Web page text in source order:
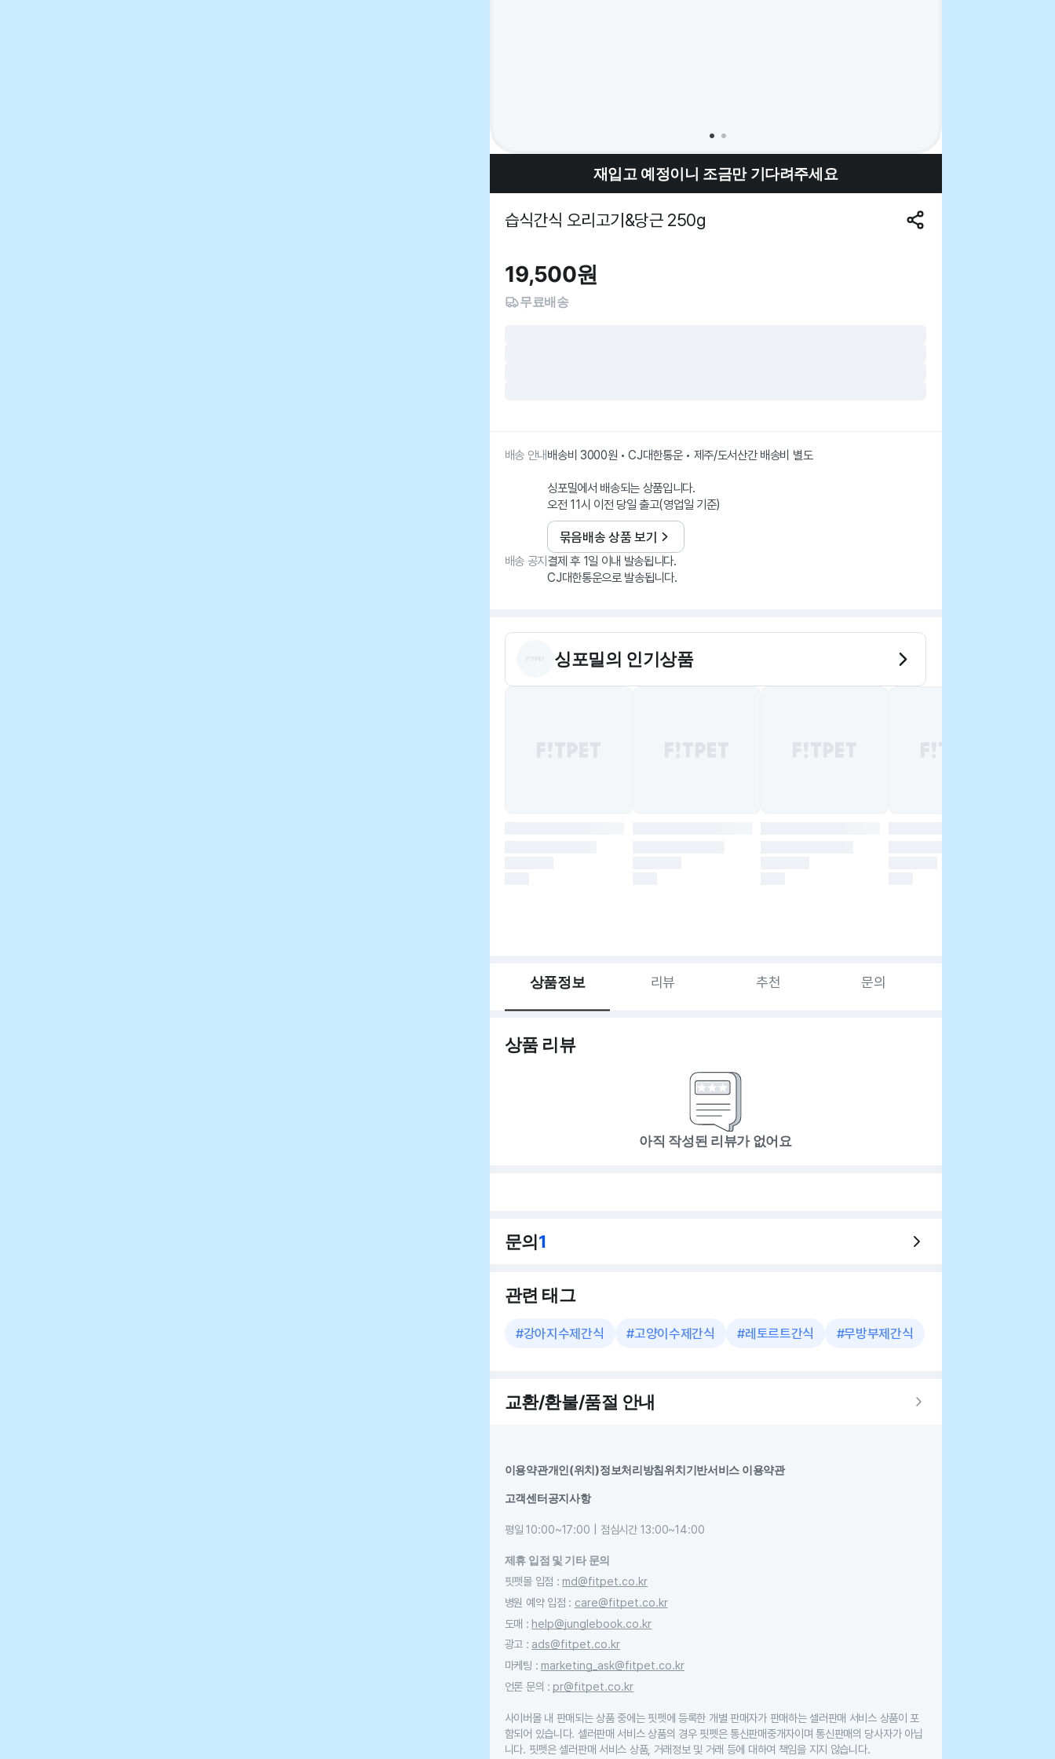
재입고 예정이니 조금만 기다려주세요
습식간식 오리고기&당근 250g
19,500원
무료배송
배송 안내배송비 3000원 • CJ대한통운 • 제주/도서산간 배송비 별도
싱포밀에서 배송되는 상품입니다.
오전 11시 이전 당일 출고(영업일 기준)
묶음배송 상품 보기
배송 공지 결제 후 1일 이내 발송됩니다.
CJ대한통운으로 발송됩니다.
싱포밀의 인기상품
상품정보 리뷰 추천 문의
상품 리뷰
아직 작성된 리뷰가 없어요
문의1
관련 태그
#강아지수제간식 #고양이수제간식 #레토르트간식 #무방부제간식
교환/환불/품절 안내
이용약관개인(위치)정보처리방침위치기반서비스 이용약관
고객센터공지사항
평일 10:00~17:00 | 점심시간 13:00~14:00
제휴 입점 및 기타 문의
핏펫몰 입점 : md@fitpet.co.kr
병원 예약 입점 : care@fitpet.co.kr
도매 : help@junglebook.co.kr
광고 : ads@fitpet.co.kr
마케팅 : marketing_ask@fitpet.co.kr
언론 문의 : pr@fitpet.co.kr
사이버몰 내 판매되는 상품 중에는 핏펫에 등록한 개별 판매자가 판매하는 셀러판매 서비스 상품이 포
함되어 있습니다. 셀러판매 서비스 상품의 경우 핏펫은 통신판매중개자이며 통신판매의 당사자가 아닙
니다. 핏펫은 셀러판매 서비스 상품, 거래정보 및 거래 등에 대하여 책임을 지지 않습니다.